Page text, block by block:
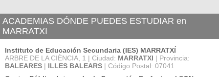
ACADEMIAS DÓNDE PUEDES ESTUDIAR en
MARRATXI
Instituto de Educación Secundaria (IES) MARRATXÍ
ARBRE DE LA CIÈNCIA, 1 | Ciudad: MARRATXI | Provincia:
BALEARES | ILLES BALEARS | Código Postal: 07041